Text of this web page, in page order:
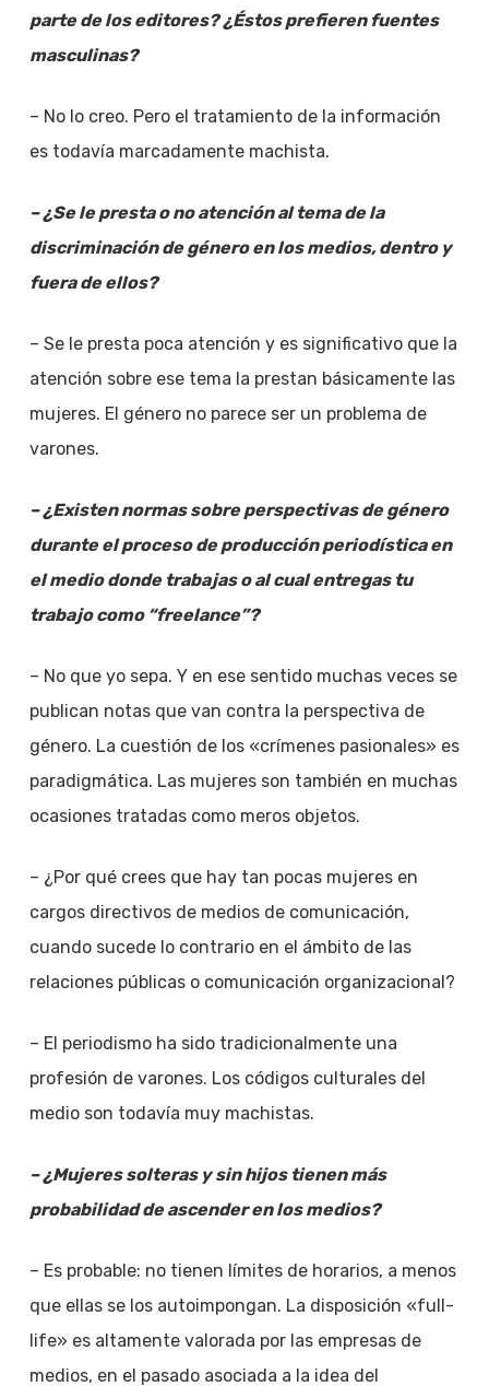
parte de los editores? ¿Éstos prefieren fuentes
masculinas?
– No lo creo. Pero el tratamiento de la información
es todavía marcadamente machista.
– ¿Se le presta o no atención al tema de la
discriminación de género en los medios, dentro y
fuera de ellos?
– Se le presta poca atención y es significativo que la
atención sobre ese tema la prestan básicamente las
mujeres. El género no parece ser un problema de
varones.
– ¿Existen normas sobre perspectivas de género
durante el proceso de producción periodística en
el medio donde trabajas o al cual entregas tu
trabajo como “freelance”?
– No que yo sepa. Y en ese sentido muchas veces se
publican notas que van contra la perspectiva de
género. La cuestión de los «crímenes pasionales» es
paradigmática. Las mujeres son también en muchas
ocasiones tratadas como meros objetos.
– ¿Por qué crees que hay tan pocas mujeres en
cargos directivos de medios de comunicación,
cuando sucede lo contrario en el ámbito de las
relaciones públicas o comunicación organizacional?
– El periodismo ha sido tradicionalmente una
profesión de varones. Los códigos culturales del
medio son todavía muy machistas.
– ¿Mujeres solteras y sin hijos tienen más
probabilidad de ascender en los medios?
– Es probable: no tienen límites de horarios, a menos
que ellas se los autoimpongan. La disposición «full-
life» es altamente valorada por las empresas de
medios, en el pasado asociada a la idea del